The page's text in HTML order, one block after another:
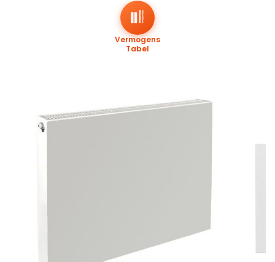
Vermogens
Tabel